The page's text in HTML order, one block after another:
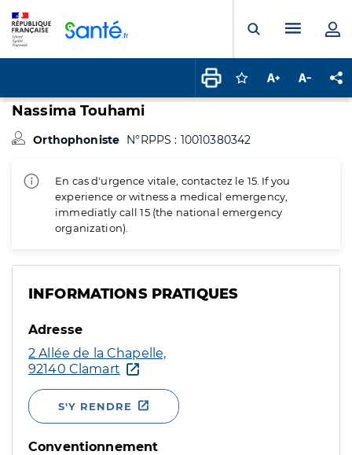
Ouvrir laMenu
Connectez-vous
Augmenter la
Nassima Touhami
Orthophoniste N°RPPS : 10010380342
En cas d'urgence vitale, contactez le 15. If you
experience or witness a medical emergency,
immediatly call 15 (the national emergency
organization).
INFORMATIONS PRATIQUES
Adresse
2 Allée de la Chapelle,
92140 Clamart
S'Y RENDRE
Conventionnement